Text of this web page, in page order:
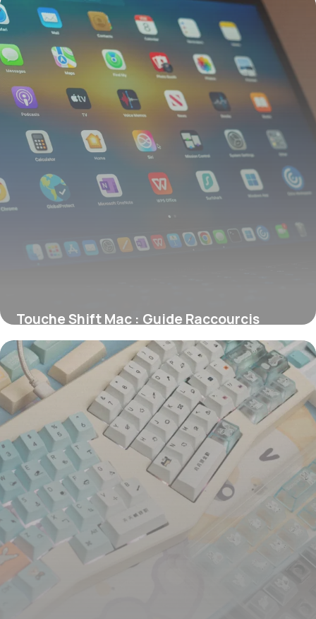
13 juin 2026
Touche Shift Mac : Guide Raccourcis
Apple
12 juin 2026